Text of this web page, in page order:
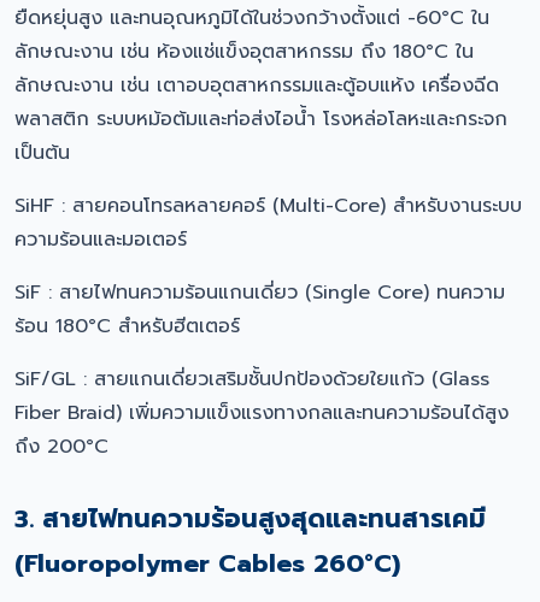
ยืดหยุ่นสูง และทนอุณหภูมิได้ในช่วงกว้างตั้งแต่ -60°C ใน
ลักษณะงาน เช่น ห้องแช่แข็งอุตสาหกรรม ถึง 180°C ใน
ลักษณะงาน เช่น เตาอบอุตสาหกรรมและตู้อบแห้ง เครื่องฉีด
พลาสติก ระบบหม้อต้มและท่อส่งไอน้ำ โรงหล่อโลหะและกระจก
เป็นต้น
SiHF : สายคอนโทรลหลายคอร์ (Multi-Core) สำหรับงานระบบ
ความร้อนและมอเตอร์
SiF : สายไฟทนความร้อนแกนเดี่ยว (Single Core) ทนความ
ร้อน 180°C สำหรับฮีตเตอร์
SiF/GL : สายแกนเดี่ยวเสริมชั้นปกป้องด้วยใยแก้ว (Glass
Fiber Braid) เพิ่มความแข็งแรงทางกลและทนความร้อนได้สูง
ถึง 200°C
3. สายไฟทนความร้อนสูงสุดและทนสารเคมี
(Fluoropolymer Cables 260°C)